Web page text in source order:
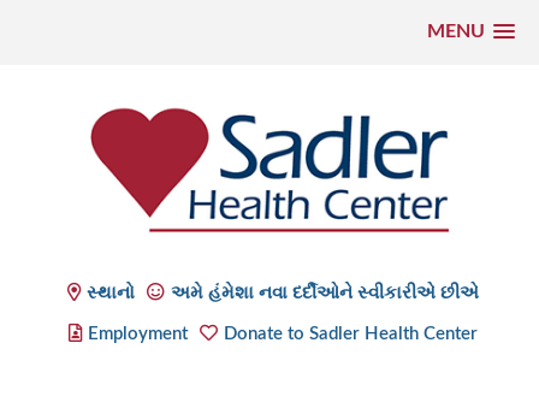
MENU
સ્થાનો અમે હંમેશા નવા દર્દીઓને સ્વીકારીએ છીએ
Employment Donate to Sadler Health Center